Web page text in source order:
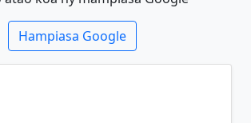
Hampiasa Google